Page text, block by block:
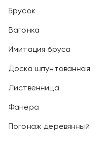
Брусок
Вагонка
Имитация бруса
Доска шпунтованная
Лиственница
Фанера
Погонаж деревянный